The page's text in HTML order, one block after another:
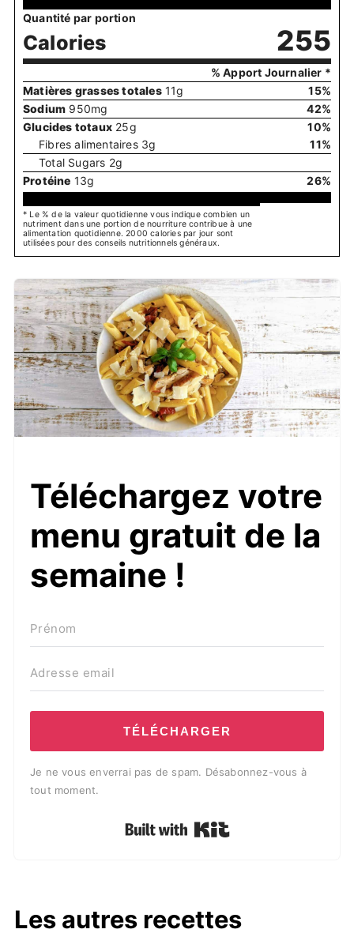
Quantité par portion
Calories 255
% Apport Journalier *
Matières grasses totales 11g 15%
Sodium 950mg 42%
Glucides totaux 25g 10%
Fibres alimentaires 3g 11%
Total Sugars 2g
Protéine 13g 26%
* Le % de la valeur quotidienne vous indique combien un
nutriment dans une portion de nourriture contribue à une
alimentation quotidienne. 2000 calories par jour sont
utilisées pour des conseils nutritionnels généraux.
Téléchargez votre
menu gratuit de la
semaine !
TÉLÉCHARGER
Je ne vous enverrai pas de spam. Désabonnez-vous à
tout moment.
Built with Kit
Les autres recettes